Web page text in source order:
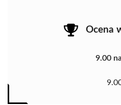
Ocena
9.00